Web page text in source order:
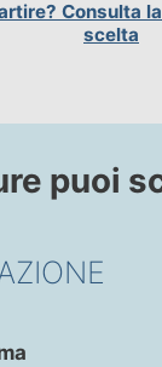
Consulta
scelta
puoi